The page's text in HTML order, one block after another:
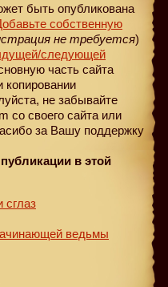
быть опубликована
собственную
не требуется)
/следующей
часть сайта
копировании
не забывайте
со своего сайта или
за Вашу поддержку
в этой
сглаз
ведьмы